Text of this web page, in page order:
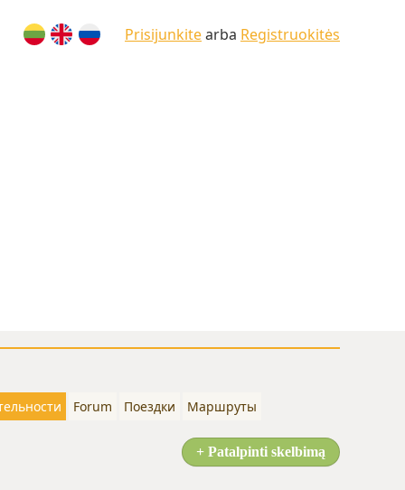
Prisijunkitearba Registruokitės
Forum Поездки Маршруты
+ Patalpinti skelbimą